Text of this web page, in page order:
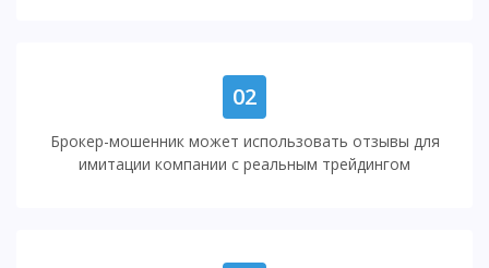
02
Брокер-мошенник может использовать отзывы для
имитации компании с реальным трейдингом